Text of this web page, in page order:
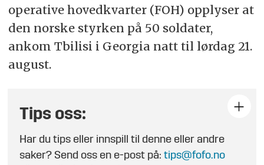
operative hovedkvarter (FOH) opplyser at
den norske styrken på 50 soldater,
ankom Tbilisi i Georgia natt til lørdag 21.
august.
Tips oss:
Har du tips eller innspill til denne eller andre
saker? Send oss en e-post på:tips@fofo.no